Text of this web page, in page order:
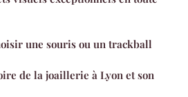
une souris ou un trackball
de la joaillerie à Lyon et son